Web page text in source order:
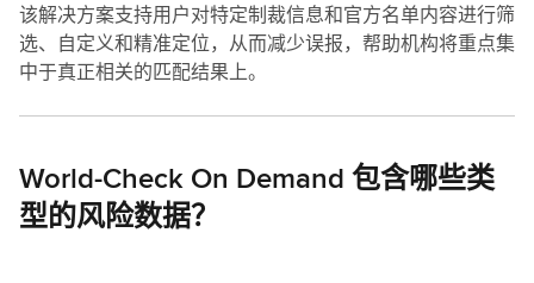
该解决方案支持用户对特定制裁信息和官方名单内容进行筛
选、自定义和精准定位，从而减少误报，帮助机构将重点集
中于真正相关的匹配结果上。
World-Check On Demand 包含哪些类
型的风险数据？